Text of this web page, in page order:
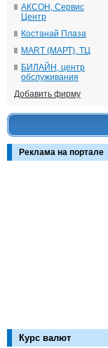
АКСОН, Сервис
Центр
Костанай Плаза
MART (МАРТ), ТЦ
БИЛАЙН, центр
обслуживания
Добавить фирму
Реклама на портале
Курс валют